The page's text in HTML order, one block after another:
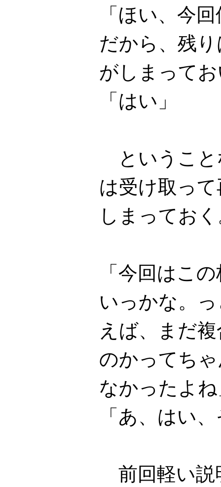
「ほい、今
だから、残
がしまって
「はい」
ということ
は受け取っ
しまってお
「今回はこ
いっかな。
えば、まだ
のかってち
なかったよ
「あ、はい
前回軽い説